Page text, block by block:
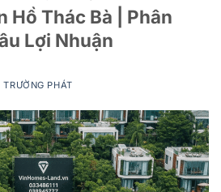
Hồ Thác Bà | Phân
Lợi Nhuận
TRƯỜNG PHÁT